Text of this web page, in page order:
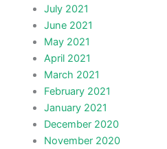
July 2021
June 2021
May 2021
April 2021
March 2021
February 2021
January 2021
December 2020
November 2020